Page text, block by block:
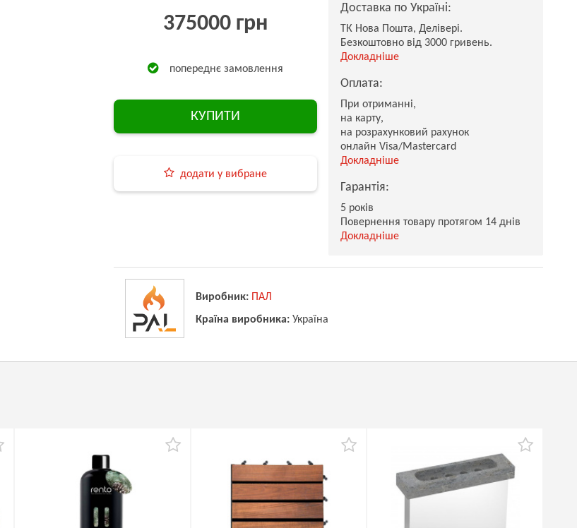
375000 грн
попереднє замовлення
КУПИТИ
додати у вибране
Доставка по Україні:
ТК Нова Пошта, Делівері.
Безкоштовно від 3000 гривень.
Докладніше
Оплата:
При отриманні,
на карту,
на розрахунковий рахунок
онлайн Visa/Mastercard
Докладніше
Гарантія:
5 років
Повернення товару протягом 14 днів
Докладніше
Виробник: ПАЛ
Країна виробника: Україна